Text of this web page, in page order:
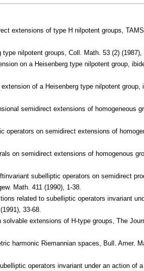
extensions of type H nilpotent groups,
nilpotent groups, Coll. Math. 53 (2) (1987),
on a Heisenberg type nilpotent group,
of a Heisenberg type nilpotent group,
semidirect extensions of homogeneous
operators on semidirect extensions of
on semidirect extensions of homogenous
subelliptic operators on semidirect
Math. 411 (1990), 1-38.
related to subelliptic operators invariant
33-68.
extensions of H-type groups, The
harmonic Riemannian spaces, Bull. Amer.
operators invariant under an action of